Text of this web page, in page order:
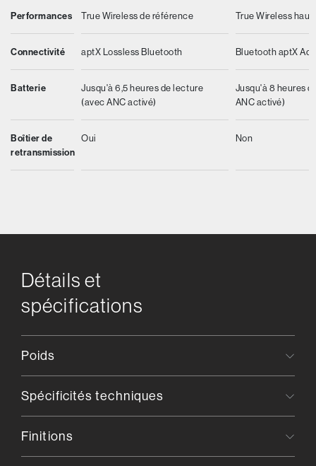
Performances
Connectivité
Batterie
Boîtier de
retransmission
True Wireless de référence
aptX Lossless Bluetooth
Jusqu'à 6,5 heures de lecture
(avec ANC activé)
Oui
True Wireless
Bluetooth aptX
Jusqu'à 8 heures
ANC activé)
Non
Détails et
spécifications
Poids
Spécificités techniques
Finitions